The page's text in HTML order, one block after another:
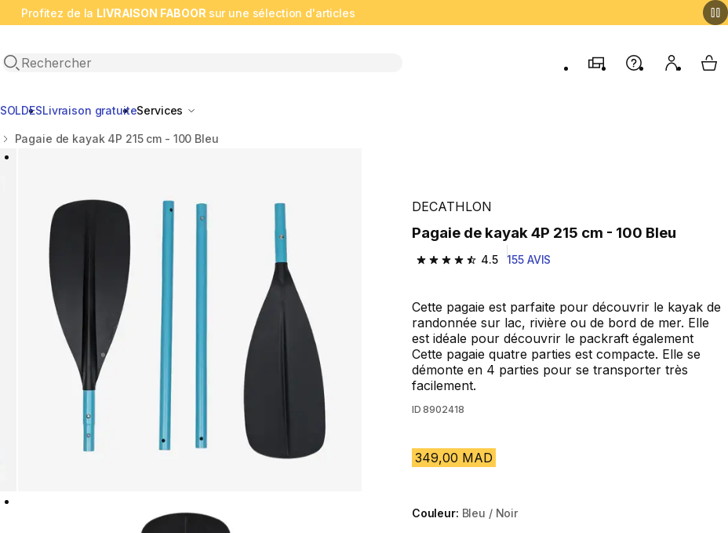
Profitez de la LIVRAISON FABOOR sur une sélection d'articles
Open search
MagasinsAide Mon My
SOLDESLivraison gratuiteServices
Pagaie de kayak 4P 215 cm - 100 Bleu
DECATHLON
Pagaie de kayak 4P 215 cm - 100 Bleu
4.5
4.5 out of 5 stars from 155 reviews
155 AVIS
Cette pagaie est parfaite pour découvrir le kayak de
randonnée sur lac, rivière ou de bord de mer. Elle
est idéale pour découvrir le packraft également
Cette pagaie quatre parties est compacte. Elle se
démonte en 4 parties pour se transporter très
facilement.
ID 8902418
349,00 MAD
Couleur: Bleu / Noir